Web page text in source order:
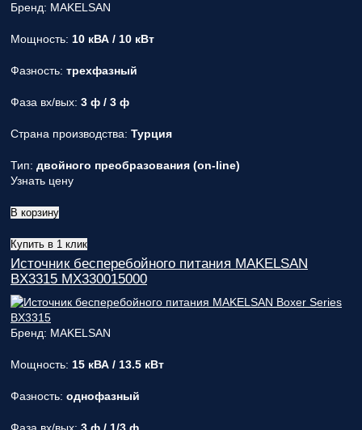
Бренд: MAKELSAN
Мощность: 10 кВА / 10 кВт
Фазность: трехфазный
Фаза вх/вых: 3 ф / 3 ф
Страна производства: Турция
Тип: двойного преобразования (on-line)
Узнать цену
В корзину
Купить в 1 клик
Источник бесперебойного питания MAKELSAN
BX3315 MX330015000
Бренд: MAKELSAN
Мощность: 15 кВА / 13.5 кВт
Фазность: однофазный